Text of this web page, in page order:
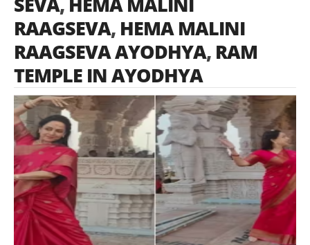
RAAGSEVA, HEMA MALINI
RAAGSEVA AYODHYA, RAM
TEMPLE IN AYODHYA